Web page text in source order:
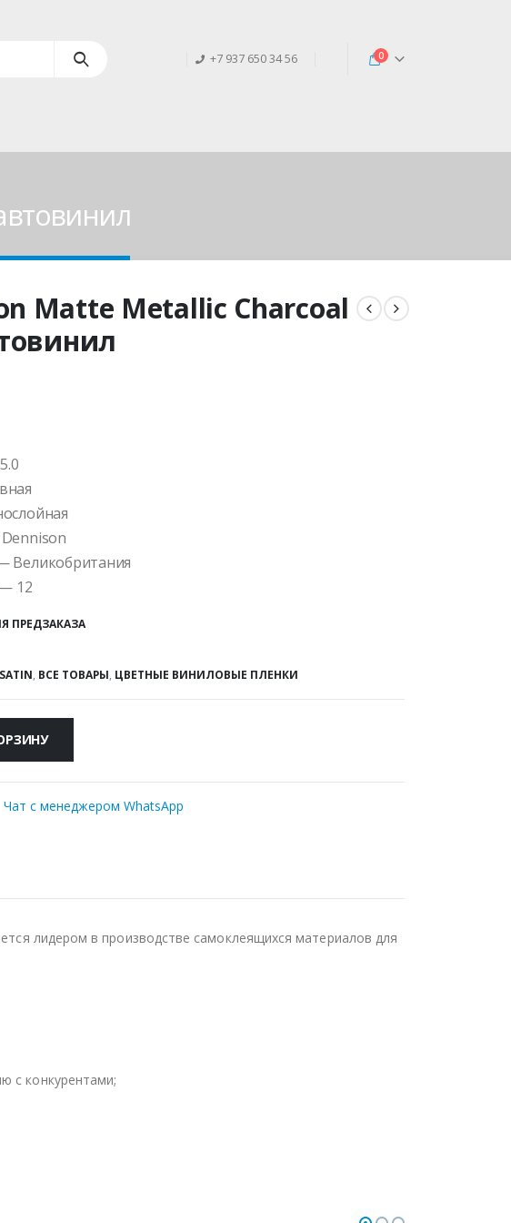
+7 937 650 34 56 0
Matte Metallic Charcoal
Великобритания
12
ПРЕДЗАКАЗА
, ВСЕ ТОВАРЫ, ЦВЕТНЫЕ ВИНИЛОВЫЕ ПЛЕНКИ
Чат с менеджером WhatsApp
лидером в производстве самоклеящихся материалов для
с конкурентами;